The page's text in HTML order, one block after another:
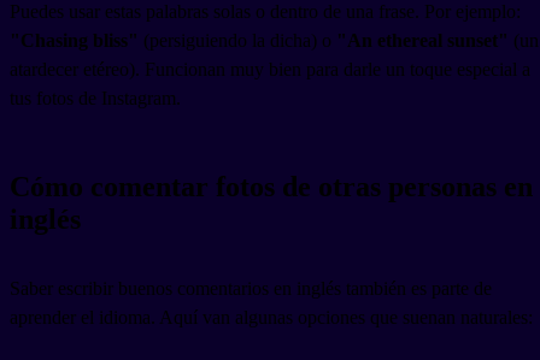
Puedes usar estas palabras solas o dentro de una frase. Por ejemplo:
"Chasing bliss" (persiguiendo la dicha) o "An ethereal sunset" (un
atardecer etéreo). Funcionan muy bien para darle un toque especial a
tus fotos de Instagram.
Cómo comentar fotos de otras personas en
inglés
Saber escribir buenos comentarios en inglés también es parte de
aprender el idioma. Aquí van algunas opciones que suenan naturales: